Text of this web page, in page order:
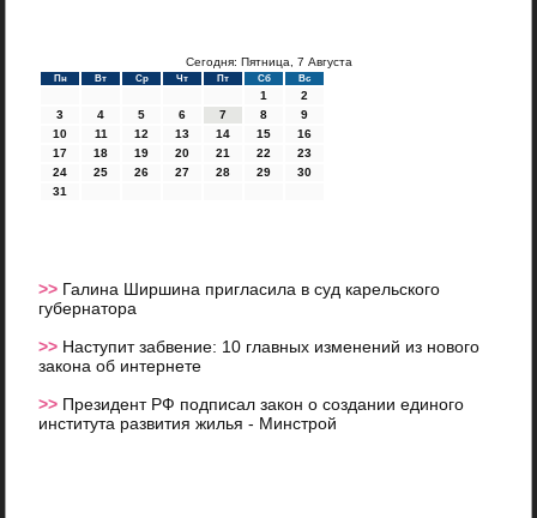
Сегодня: Пятница, 7 Августа
Пн Вт Ср Чт Пт Сб Вс
1
2
3
4 5 6 7 8
9
10
11 12 13 14 15
16
17
18 19 20 21 22
23
24
25 26 27 28 29
30
31
>> Галина Ширшина пригласила в суд карельского
губернатора
>> Наступит забвение: 10 главных изменений из нового
закона об интернете
>> Президент РФ подписал закон о создании единого
института развития жилья - Минстрой